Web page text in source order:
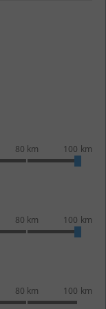
80 km 100 km
80 km 100 km
80 km 100 km